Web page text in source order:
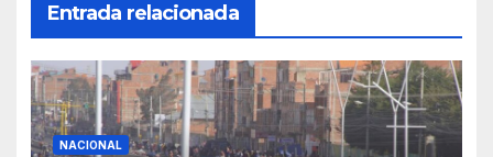
Entrada relacionada
NACIONAL